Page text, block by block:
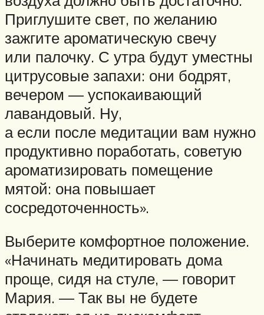
Приглушите свет, по желанию
зажгите ароматическую свечу
или палочку. С утра будут уместны
цитрусовые запахи: они бодрят,
вечером — успокаивающий
лавандовый. Ну,
а если после медитации вам нужно
продуктивно поработать, советую
ароматизировать помещение
мятой: она повышает
сосредоточенность».
Выберите комфортное положение.
«Начинать медитировать дома
проще, сидя на стуле, — говорит
Мария. — Так вы не будете